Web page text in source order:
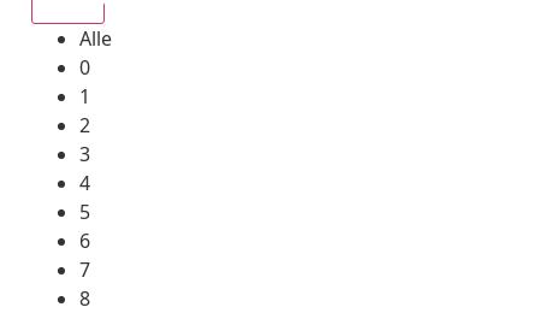
Alle
0
1
2
3
4
5
6
7
8